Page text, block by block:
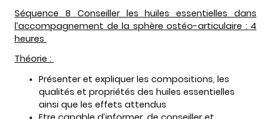
Séquence 8 Conseiller les huiles essentielles dans
l’accompagnement de la sphère ostéo-articulaire : 4
heures
Théorie :
Présenter et expliquer les compositions, les
qualités et propriétés des huiles essentielles
ainsi que les effets attendus